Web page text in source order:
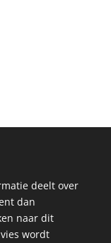
deelt over
dan
naar dit
wordt